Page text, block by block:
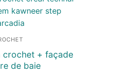
crochet + façade
de baie